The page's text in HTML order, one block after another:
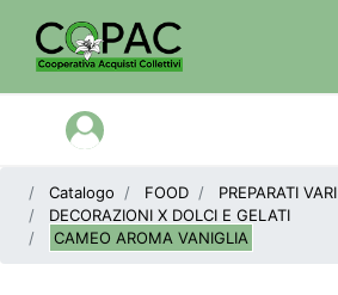
Open menu
Catalogo FOOD
PREPARATI VARI
DECORAZIONI X DOLCI E GELATI
CAMEO AROMA VANIGLIA